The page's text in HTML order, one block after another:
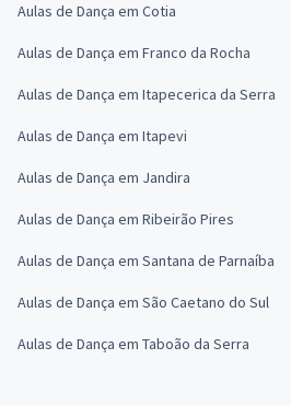
Aulas de Dança em Cotia
Aulas de Dança em Franco da Rocha
Aulas de Dança em Itapecerica da Serra
Aulas de Dança em Itapevi
Aulas de Dança em Jandira
Aulas de Dança em Ribeirão Pires
Aulas de Dança em Santana de Parnaíba
Aulas de Dança em São Caetano do Sul
Aulas de Dança em Taboão da Serra